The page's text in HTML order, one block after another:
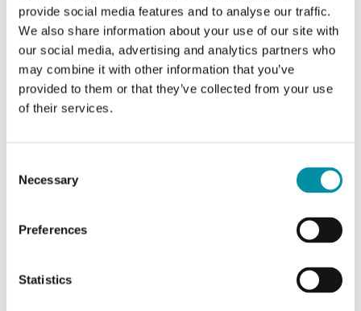
provide social media features and to analyse our traffic.
We also share information about your use of our site with
our social media, advertising and analytics partners who
may combine it with other information that you’ve
provided to them or that they’ve collected from your use
of their services.
Selection
Necessary
Preferences
Statistics
Caratteristiche
Caratteristiche di
Grado di protezione
(senza condensa)